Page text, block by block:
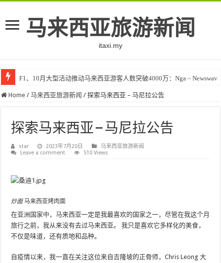
马来西亚旅游新闻
itaxi.my
F1、10月大型活动推动马来西亚游客人数突破4000万：Nga – Newswav
Home / 马来西亚旅游新闻 / 探索马来西亚 – 马尼拉公告
探索马来西亚 – 马尼拉公告
star 2023年7月20日
马来西亚旅游新闻
Leave a comment
510 Views
炒面马来西亚烤肉面
在亚洲国家中，马来西亚一定是我最喜欢的国家之一，尽管在我这个月
旅行之前，我从来没有去过马来西亚。 我只是喜欢它多样化的美食，
不仅是味道，还有质地和品种。
自疫情以来，我一直在关注这位来自吉隆坡的正骨师，Chris Leong 大